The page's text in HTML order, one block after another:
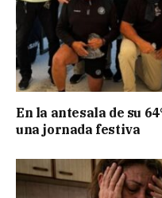
En la antesala de su
una jornada festiva